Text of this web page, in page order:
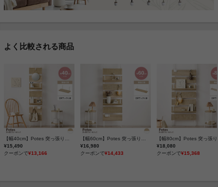
よく比較される商品
【幅40cm】Potes 突っ張りウォールラック
¥15,490
クーポンで¥13,166
【幅60cm】Potes 突っ張りウォールラック
¥16,980
クーポンで¥14,433
¥18,080
クーポンで¥15,368